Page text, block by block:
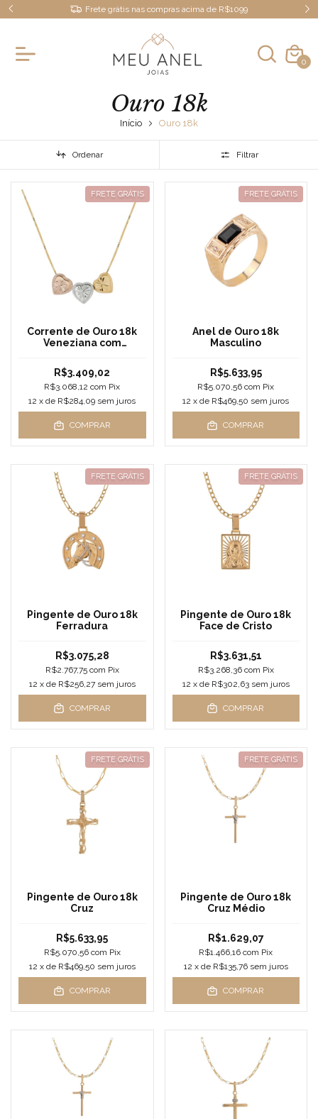
Frete grátis nas compras acima de R$1099
0
Ouro 18k
Início Ouro 18k
Ordenar Filtrar
FRETE GRÁTIS
Corrente de Ouro 18k
Veneziana com
Coração Amarelo
R$3.409,02
R$3.068,12com Pix
12 x de R$284,09 sem juros
COMPRAR
FRETE GRÁTIS
Anel de Ouro 18k
Masculino
R$5.633,95
R$5.070,56com Pix
12 x de R$469,50 sem juros
COMPRAR
FRETE GRÁTIS
Pingente de Ouro 18k
Ferradura
R$3.075,28
R$2.767,75 com Pix
12 x de R$256,27 sem juros
COMPRAR
FRETE GRÁTIS
Pingente de Ouro 18k
Face de Cristo
R$3.631,51
R$3.268,36 com Pix
12 x de R$302,63 sem juros
COMPRAR
FRETE GRÁTIS
Pingente de Ouro 18k
Cruz
R$5.633,95
R$5.070,56 com Pix
12 x de R$469,50 sem juros
COMPRAR
FRETE GRÁTIS
Pingente de Ouro 18k
Cruz Médio
R$1.629,07
R$1.466,16com Pix
12 x de R$135,76 sem juros
COMPRAR